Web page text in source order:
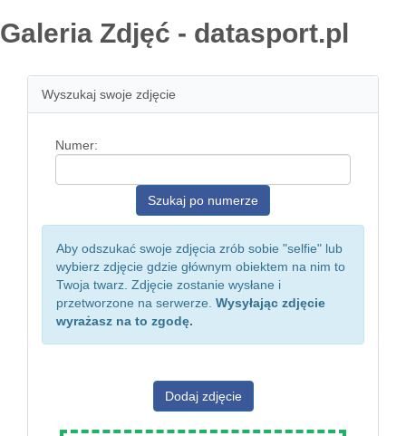
Galeria Zdjęć - datasport.pl
Wyszukaj swoje zdjęcie
Numer:
Aby odszukać swoje zdjęcia zrób sobie "selfie" lub
wybierz zdjęcie gdzie głównym obiektem na nim to
Twoja twarz. Zdjęcie zostanie wysłane i
przetworzone na serwerze. Wysyłając zdjęcie
wyrażasz na to zgodę.
Dodaj zdjęcie